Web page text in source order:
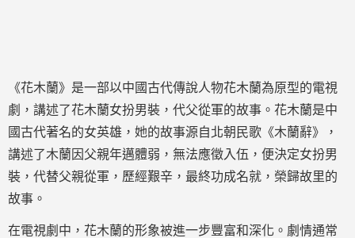
《花木蘭》是一部以中國古代傳說人物花木蘭為原型的電視
劇，講述了花木蘭女扮男裝，代父從軍的故事。花木蘭是中
國古代著名的女英雄，她的故事源自北朝民歌《木蘭辭》，
講述了木蘭因父親年邁體弱，無法應徵入伍，便決定女扮男
裝，代替父親從軍，歷經艱辛，最終功成名就，榮歸故里的
故事。
在電視劇中，花木蘭的形象被進一步豐富和深化。劇情通常